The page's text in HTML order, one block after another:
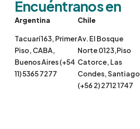
Encuéntranos en
Argentina
Tacuarí 163, Primer
Piso, CABA,
Buenos Aires (+54
11) 5365 7277
Chile
Av. El Bosque
Norte 0123,Piso
Catorce, Las
Condes, Santiago
(+56 2) 2712 1747